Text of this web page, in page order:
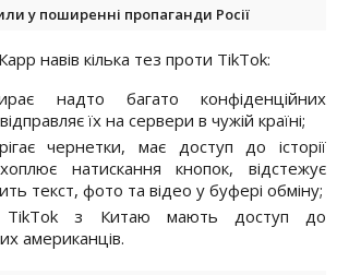
у поширенні пропаганди Росії
навів кілька тез проти TikTok:
надто багато конфіденційних
їх на сервери в чужій країні;
чернетки, має доступ до історії
натискання кнопок, відстежує
текст, фото та відео у буфері обміну;
TikTok з Китаю мають доступ до
американців.